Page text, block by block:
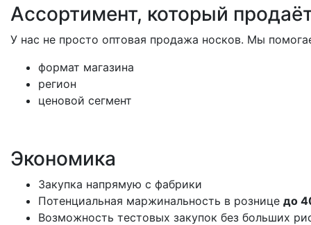
Ассортимент, который
У нас не просто оптовая продажа носков. Мы
формат магазина
регион
ценовой сегмент
Экономика
Закупка напрямую с фабрики
Потенциальная маржинальность в рознице до
Возможность тестовых закупок без больших